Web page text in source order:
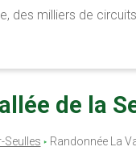
des milliers de
de la
Seulles Randonnée La